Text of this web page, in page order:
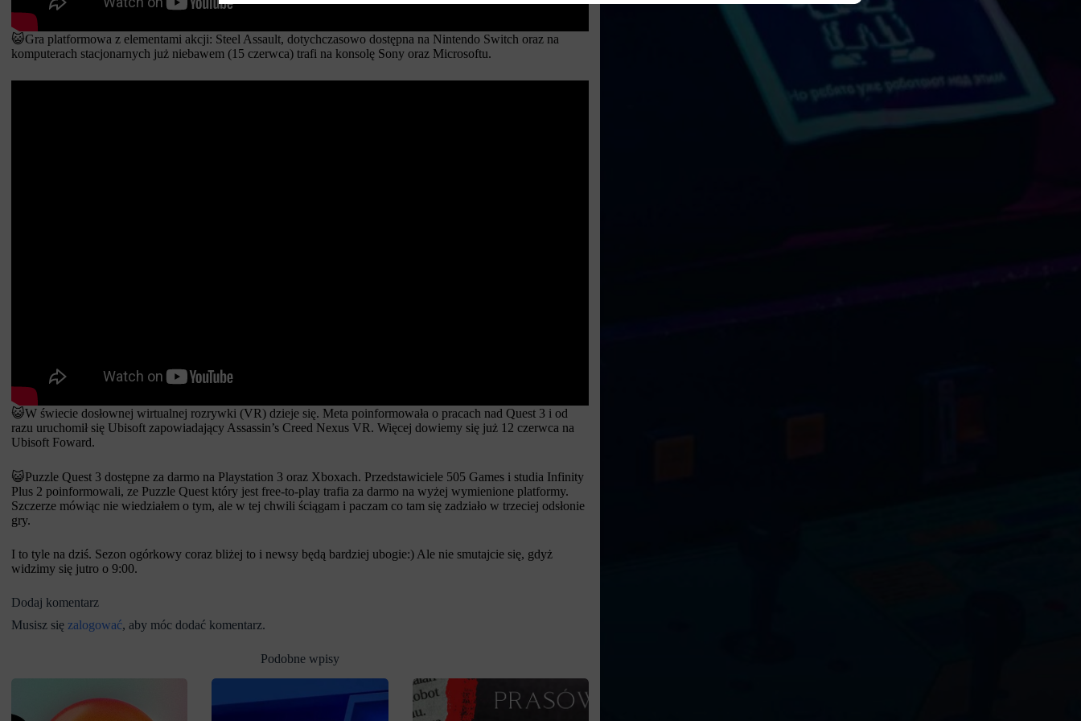
😺Gra platformowa z elementami akcji: Steel Assault, dotychczasowo dostępna na Nintendo Switch oraz na
komputerach stacjonarnych już niebawem (15 czerwca) trafi na konsolę Sony oraz Microsoftu.
😺W świecie dosłownej wirtualnej rozrywki (VR) dzieje się. Meta poinformowała o pracach nad Quest 3 i od
razu uruchomił się Ubisoft zapowiadający Assassin’s Creed Nexus VR. Więcej dowiemy się już 12 czerwca na
Ubisoft Foward.
😺Puzzle Quest 3 dostępne za darmo na Playstation 3 oraz Xboxach. Przedstawiciele 505 Games i studia Infinity
Plus 2 poinformowali, ze Puzzle Quest który jest free-to-play trafia za darmo na wyżej wymienione platformy.
Szczerze mówiąc nie wiedziałem o tym, ale w tej chwili ściągam i paczam co tam się zadziało w trzeciej odsłonie
gry.
I to tyle na dziś. Sezon ogórkowy coraz bliżej to i newsy będą bardziej ubogie:) Ale nie smutajcie się, gdyż
widzimy się jutro o 9:00.
Dodaj komentarz
Musisz się zalogować, aby móc dodać komentarz.
Podobne wpisy